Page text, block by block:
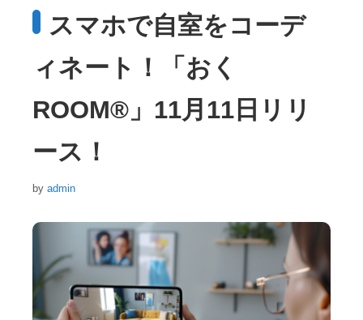
スマホで自室をコーデ
ィネート！「おく
ROOM®」11月11日リリ
ース！
by admin